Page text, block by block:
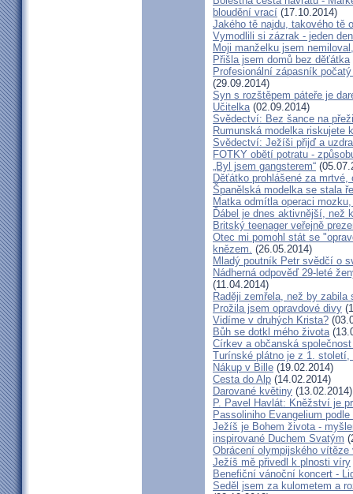
bloudění vrací (17.10.2014)
Jakého tě najdu, takového tě
Vymodlili si zázrak - jeden
Moji manželku jsem
Přišla jsem domů bez děťátka
Profesionální zápasník
(29.09.2014)
Syn s rozštěpem páteře je
Učitelka(02.09.2014)
Svědectví: Bez šance na
Rumunská modelka riskujete
Svědectví: Ježíši přijď a
FOTKY obětí potratu -
„Byl jsem gangsterem“
Děťátko prohlášené za
Španělská modelka se stala
Matka odmítla operaci
Ďábel je dnes aktivnější, než
Britský teenager veřejně
Otec mi pomohl stát se
knězem. (26.05.2014)
Mladý poutník Petr svědčí o
Nádherná odpověď 29-leté
(11.04.2014)
Raději zemřela, než by zabila
Prožila jsem opravdové divy
Vidíme v druhých Krista?
Bůh se dotkl mého života
Církev a občanská
Turínské plátno je z 1.
Nákup v Bille (19.02.2014)
Cesta do Alp (14.02.2014)
Darované květiny (13.02.2014)
P. Pavel Havlát: Kněžství je
Passoliniho Evangelium
Ježíš je Bohem života -
inspirované Duchem Svatým
Obrácení olympijského vítěze
Ježíš mě přivedl k plnosti víry
Benefiční vánoční koncert -
Seděl jsem za kulometem a